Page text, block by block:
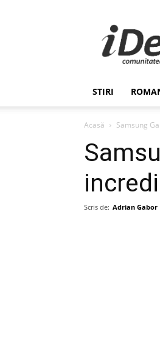
STIRI
Acasă Samsung
Scris de: Adrian Gabor